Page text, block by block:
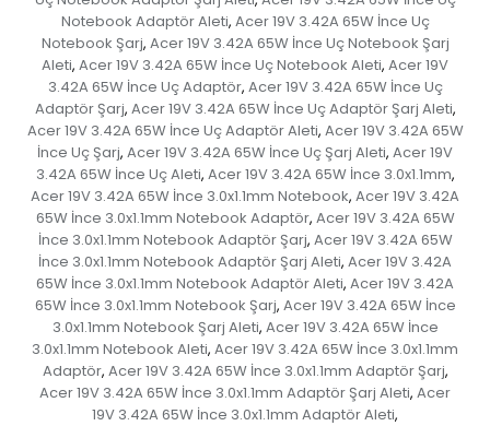
Notebook Adaptör Aleti, Acer 19V 3.42A 65W İnce Uç
Notebook Şarj, Acer 19V 3.42A 65W İnce Uç Notebook Şarj
Aleti, Acer 19V 3.42A 65W İnce Uç Notebook Aleti, Acer 19V
3.42A 65W İnce Uç Adaptör, Acer 19V 3.42A 65W İnce Uç
Adaptör Şarj, Acer 19V 3.42A 65W İnce Uç Adaptör Şarj Aleti,
Acer 19V 3.42A 65W İnce Uç Adaptör Aleti, Acer 19V 3.42A 65W
İnce Uç Şarj, Acer 19V 3.42A 65W İnce Uç Şarj Aleti, Acer 19V
3.42A 65W İnce Uç Aleti, Acer 19V 3.42A 65W İnce 3.0x1.1mm,
Acer 19V 3.42A 65W İnce 3.0x1.1mm Notebook, Acer 19V 3.42A
65W İnce 3.0x1.1mm Notebook Adaptör, Acer 19V 3.42A 65W
İnce 3.0x1.1mm Notebook Adaptör Şarj, Acer 19V 3.42A 65W
İnce 3.0x1.1mm Notebook Adaptör Şarj Aleti, Acer 19V 3.42A
65W İnce 3.0x1.1mm Notebook Adaptör Aleti, Acer 19V 3.42A
65W İnce 3.0x1.1mm Notebook Şarj, Acer 19V 3.42A 65W İnce
3.0x1.1mm Notebook Şarj Aleti, Acer 19V 3.42A 65W İnce
3.0x1.1mm Notebook Aleti, Acer 19V 3.42A 65W İnce 3.0x1.1mm
Adaptör, Acer 19V 3.42A 65W İnce 3.0x1.1mm Adaptör Şarj,
Acer 19V 3.42A 65W İnce 3.0x1.1mm Adaptör Şarj Aleti, Acer
19V 3.42A 65W İnce 3.0x1.1mm Adaptör Aleti,